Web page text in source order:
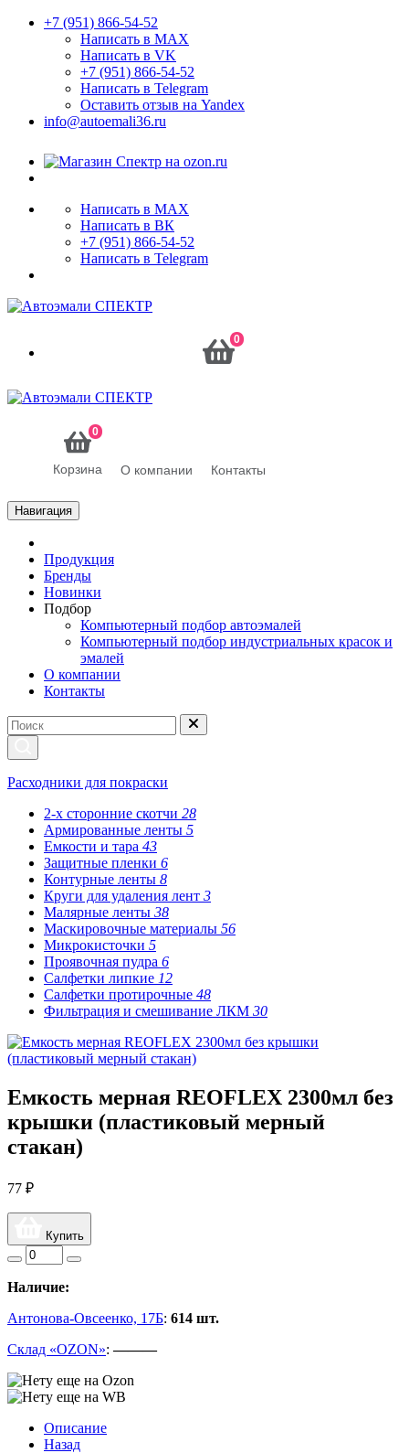
+7 (951) 866-54-52
Написать в MAX
Написать в VK
+7 (951) 866-54-52
Написать в Telegram
Оставить отзыв на Yandex
info@autoemali36.ru
Написать в MAX
Написать в ВК
+7 (951) 866-54-52
Написать в Telegram
0
0
Корзина О компании Контакты
Навигация
Продукция
Бренды
Новинки
Подбор
Компьютерный подбор автоэмалей
Компьютерный подбор индустриальных красок и
эмалей
О компании
Контакты
Расходники для покраски
2-х сторонние скотчи 28
Армированные ленты 5
Емкости и тара 43
Защитные пленки 6
Контурные ленты 8
Круги для удаления лент 3
Малярные ленты 38
Маскировочные материалы 56
Микрокисточки 5
Проявочная пудра 6
Салфетки липкие 12
Салфетки протирочные 48
Фильтрация и смешивание ЛКМ 30
Емкость мерная REOFLEX 2300мл без
крышки (пластиковый мерный
стакан)
77 ₽
Купить
Наличие:
Антонова-Овсеенко, 17Б: 614 шт.
Склад «OZON»:———
Описание
Назад